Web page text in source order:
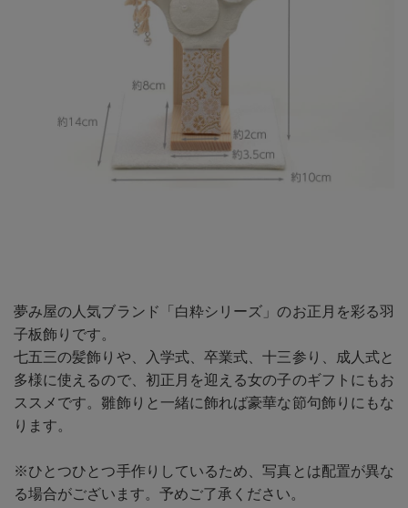
夢み屋の人気ブランド「白粋シリーズ」のお正月を彩る羽
子板飾りです。
七五三の髪飾りや、入学式、卒業式、十三参り、成人式と
多様に使えるので、初正月を迎える女の子のギフトにもお
ススメです。雛飾りと一緒に飾れば豪華な節句飾りにもな
ります。
※ひとつひとつ手作りしているため、写真とは配置が異な
る場合がございます。予めご了承ください。